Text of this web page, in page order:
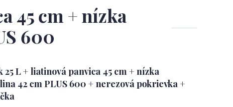
45 cm + nízka
600
L + liatinová panvica 45 cm + nízka
42 cm PLUS 600 + nerezová pokrievka +